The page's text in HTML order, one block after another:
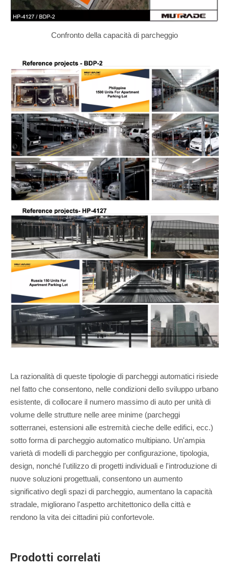
Confronto della capacità di parcheggio
La razionalità di queste tipologie di parcheggi automatici risiede
nel fatto che consentono, nelle condizioni dello sviluppo urbano
esistente, di collocare il numero massimo di auto per unità di
volume delle strutture nelle aree minime (parcheggi
sotterranei, estensioni alle estremità cieche delle edifici, ecc.)
sotto forma di parcheggio automatico multipiano. Un'ampia
varietà di modelli di parcheggio per configurazione, tipologia,
design, nonché l'utilizzo di progetti individuali e l'introduzione di
nuove soluzioni progettuali, consentono un aumento
significativo degli spazi di parcheggio, aumentano la capacità
stradale, migliorano l'aspetto architettonico della città e
rendono la vita dei cittadini più confortevole.
Prodotti correlati